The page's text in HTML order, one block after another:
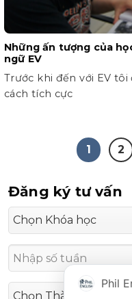
Những ấn tượng của
ngữ EV
Trước khi đến với EV
cách tích cực
1 2
Đăng ký tư vấn
Phil